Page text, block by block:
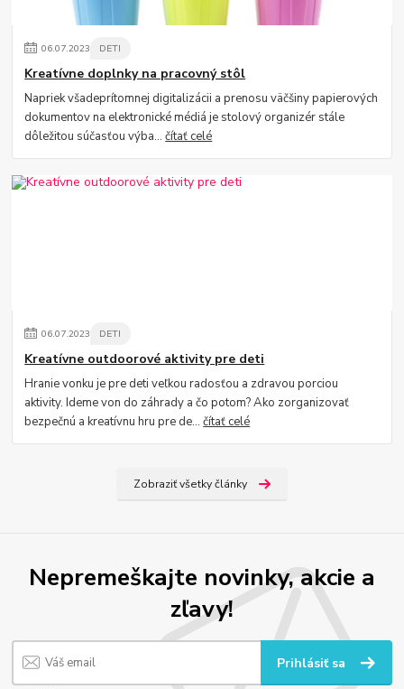
06.07.2023 DETI
Kreatívne doplnky na pracovný stôl
Napriek všadeprítomnej digitalizácii a prenosu väčšiny papierových
dokumentov na elektronické médiá je stolový organizér stále
dôležitou súčasťou výba...čítať celé
06.07.2023 DETI
Kreatívne outdoorové aktivity pre deti
Hranie vonku je pre deti veľkou radosťou a zdravou porciou
aktivity. Ideme von do záhrady a čo potom? Ako zorganizovať
bezpečnú a kreatívnu hru pre de...čítať celé
Zobraziť všetky články
Nepremeškajte novinky, akcie a
zľavy!
Prihlásiť sa